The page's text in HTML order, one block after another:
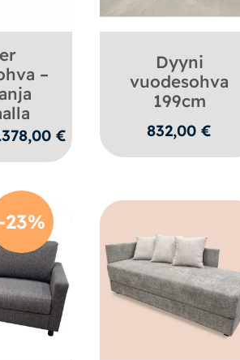
–
€Nykyinen
hinta
Dyyni
vuodesohva
199cm
832,00€
23%